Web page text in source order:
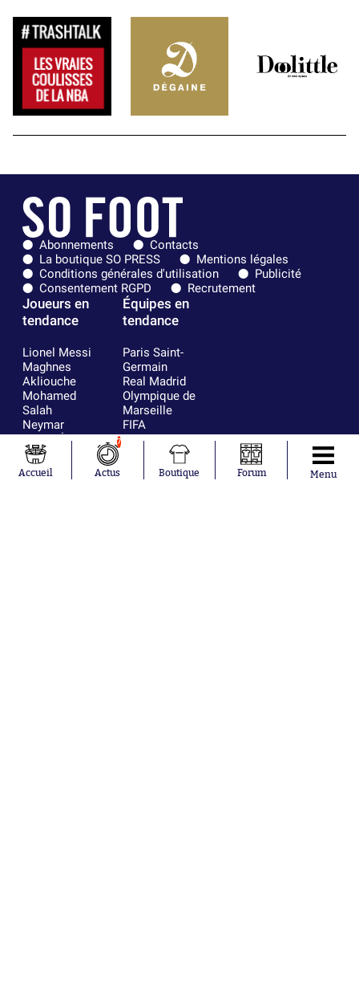
Abonnements
Contacts
La boutique SO PRESS
Mentions légales
Conditions générales d'utilisation
Publicité
Consentement RGPD
Recrutement
Joueurs en
tendance
Lionel Messi
Maghnes
Akliouche
Mohamed
Salah
Neymar
Julián Álvarez
Ferrán Torres
Kilian Corredor
Équipes en
tendance
Paris Saint-
Germain
Real Madrid
Olympique de
Marseille
FIFA
FC Barcelone
Argentine
Olympique
lyonnais
Accueil
7
Actus Boutique Forum Menu